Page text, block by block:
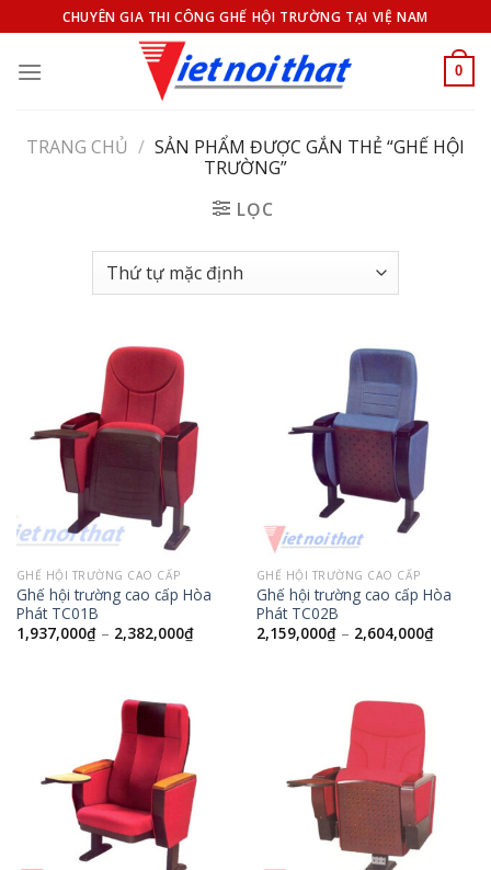
qua
nội
CHUYÊN GIA THI CÔNG GHẾ HỘI TRƯỜNG TẠI VIỆ NAM
0
TRANG CHỦ / SẢN PHẨM ĐƯỢC GẮN THẺ “GHẾ HỘI
TRƯỜNG”
LỌC
GHẾ HỘI TRƯỜNG CAO CẤP
Ghế hội trường cao cấp Hòa
Phát TC01B
1,937,000₫– 2,382,000₫
GHẾ HỘI TRƯỜNG CAO CẤP
Ghế hội trường cao cấp Hòa
Phát TC02B
2,159,000₫– 2,604,000₫